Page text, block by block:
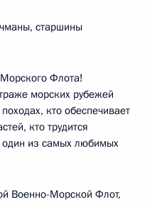
старшины
Флота!
морских рубежей
кто обеспечивает
кто трудится
один из самых любимых
Военно-Морской Флот,